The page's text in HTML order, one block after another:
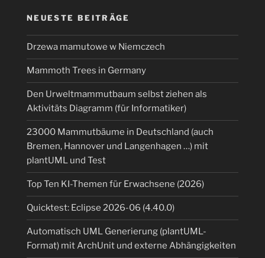
NEUESTE BEITRÄGE
Drzewa mamutowe w Niemczech
Mammoth Trees in Germany
Den Urweltmammutbaum selbst ziehen als
Aktivitäts Diagramm (für Informatiker)
23000 Mammutbäume in Deutschland (auch
Bremen, Hannover und Langenhagen …) mit
plantUML und Test
Top Ten KI-Themen für Erwachsene (2026)
Quicktest: Eclipse 2026-06 (4.40.0)
Automatisch UML Generierung (plantUML-
Format) mit ArchUnit und externe Abhängigkeiten